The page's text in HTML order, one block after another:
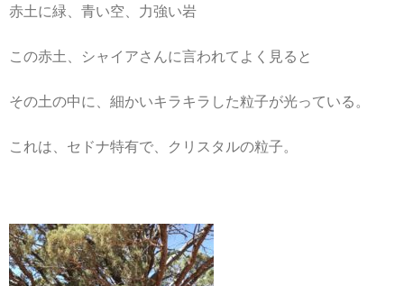
赤土に緑、青い空、力強い岩
この赤土、シャイアさんに言われてよく見ると
その土の中に、細かいキラキラした粒子が光っている。
これは、セドナ特有で、クリスタルの粒子。